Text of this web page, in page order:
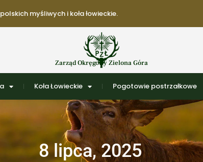
myśliwych i koła łowieckie.
Zarząd Okręgowy Zielona Góra
Koła Łowieckie Pogotowie postrzałkowe
8 lipca, 2025